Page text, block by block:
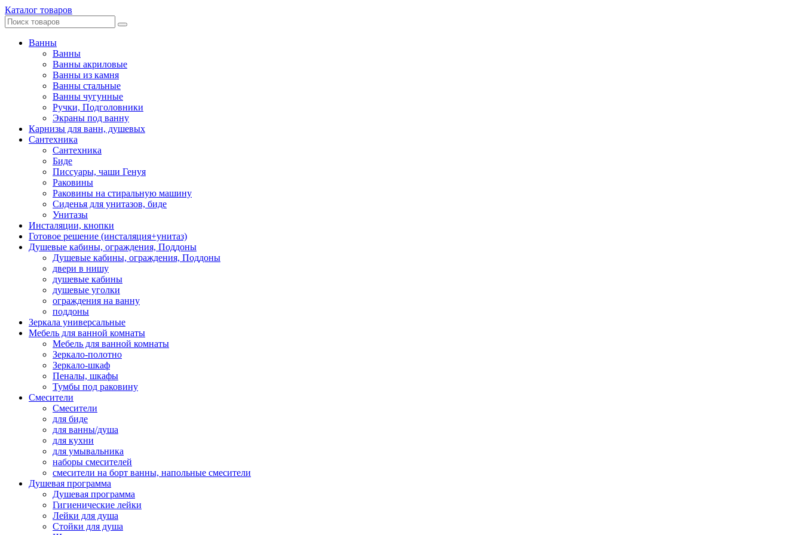
Каталог товаров
Ванны
Ванны
Ванны акриловые
Ванны из камня
Ванны стальные
Ванны чугунные
Ручки, Подголовники
Экраны под ванну
Карнизы для ванн, душевых
Сантехника
Сантехника
Биде
Писсуары, чаши Генуя
Раковины
Раковины на стиральную машину
Сиденья для унитазов, биде
Унитазы
Инсталяции, кнопки
Готовое решение (инсталяция+унитаз)
Душевые кабины, ограждения, Поддоны
Душевые кабины, ограждения, Поддоны
двери в нишу
душевые кабины
душевые уголки
ограждения на ванну
поддоны
Зеркала универсальные
Мебель для ванной комнаты
Мебель для ванной комнаты
Зеркало-полотно
Зеркало-шкаф
Пеналы, шкафы
Тумбы под раковину
Смесители
Смесители
для биде
для ванны/душа
для кухни
для умывальника
наборы смесителей
смесители на борт ванны, напольные смесители
Душевая программа
Душевая программа
Гигиенические лейки
Лейки для душа
Стойки для душа